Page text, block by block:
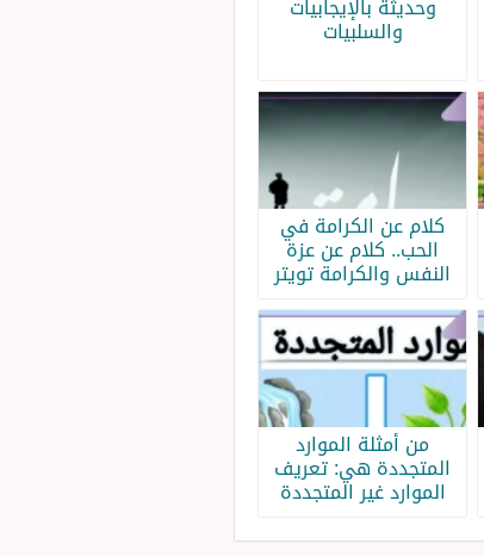
وحديثة بالإيجابيات
والسلبيات
كلام عن الكرامة في
الحب.. كلام عن عزة
النفس والكرامة تويتر
من أمثلة الموارد
المتجددة هي: تعريف
الموارد غير المتجددة